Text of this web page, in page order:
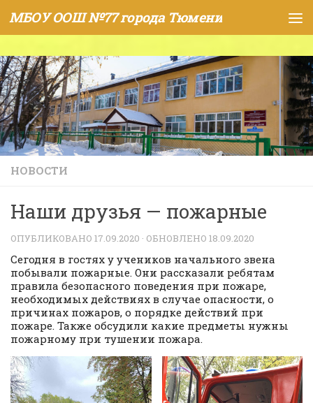
Skip to content
МБОУ ООШ №77 города Тюмени
НОВОСТИ
Наши друзья — пожарные
ОПУБЛИКОВАНО 17.09.2020 · ОБНОВЛЕНО 18.09.2020
Сегодня в гостях у учеников начального звена
побывали пожарные. Они рассказали ребятам
правила безопасного поведения при пожаре,
необходимых действиях в случае опасности, о
причинах пожаров, о порядке действий при
пожаре. Также обсудили какие предметы нужны
пожарному при тушении пожара.